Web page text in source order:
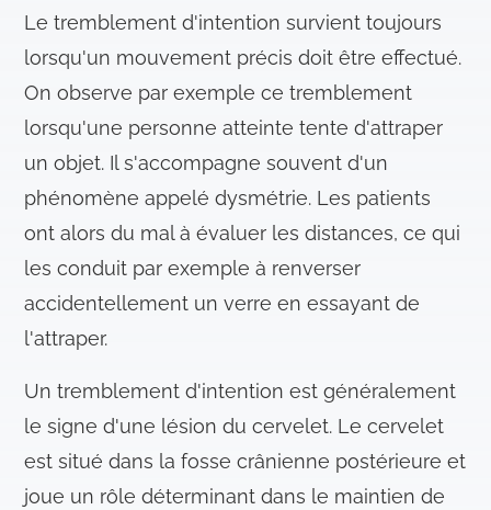
Le tremblement d'intention survient toujours
lorsqu'un mouvement précis doit être effectué.
On observe par exemple ce tremblement
lorsqu'une personne atteinte tente d'attraper
un objet. Il s'accompagne souvent d'un
phénomène appelé dysmétrie. Les patients
ont alors du mal à évaluer les distances, ce qui
les conduit par exemple à renverser
accidentellement un verre en essayant de
l'attraper.
Un tremblement d'intention est généralement
le signe d'une lésion du cervelet. Le cervelet
est situé dans la fosse crânienne postérieure et
joue un rôle déterminant dans le maintien de